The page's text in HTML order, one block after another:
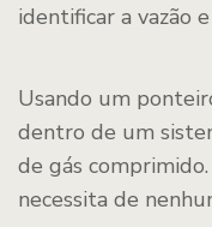
identificar a vazão
Usando um
dentro de um
de gás
necessita de